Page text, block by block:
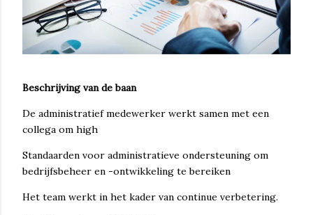
Beschrijving van de baan
De administratief medewerker werkt samen met een
collega om high
Standaarden voor administratieve ondersteuning om
bedrijfsbeheer en -ontwikkeling te bereiken
Het team werkt in het kader van continue verbetering.